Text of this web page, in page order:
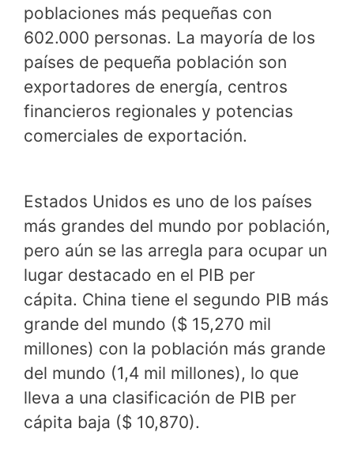
poblaciones más pequeñas con
602.000 personas. La mayoría de los
países de pequeña población son
exportadores de energía, centros
financieros regionales y potencias
comerciales de exportación.
Estados Unidos es uno de los países
más grandes del mundo por población,
pero aún se las arregla para ocupar un
lugar destacado en el PIB per
cápita. China tiene el segundo PIB más
grande del mundo ($ 15,270 mil
millones) con la población más grande
del mundo (1,4 mil millones), lo que
lleva a una clasificación de PIB per
cápita baja ($ 10,870).